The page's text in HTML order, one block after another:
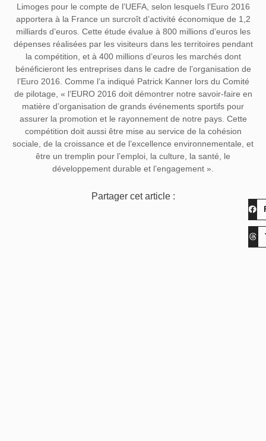
Limoges pour le compte de l’UEFA, selon lesquels l’Euro 2016
apportera à la France un surcroît d’activité économique de 1,2
milliards d’euros. Cette étude évalue à 800 millions d’euros les
dépenses réalisées par les visiteurs dans les territoires pendant
la compétition, et à 400 millions d’euros les marchés dont
bénéficieront les entreprises dans le cadre de l’organisation de
l’Euro 2016. Comme l’a indiqué Patrick Kanner lors du Comité
de pilotage, « l’EURO 2016 doit démontrer notre savoir-faire en
matière d’organisation de grands événements sportifs pour
assurer la promotion et le rayonnement de notre pays. Cette
compétition doit aussi être mise au service de la cohésion
sociale, de la croissance et de l’excellence environnementale, et
être un tremplin pour l’emploi, la culture, la santé, le
développement durable et l’engagement ».
Partager cet article :